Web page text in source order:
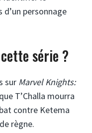
d’un personnage
série ?
sur Marvel Knights:
T’Challa mourra
contre Ketema
règne.